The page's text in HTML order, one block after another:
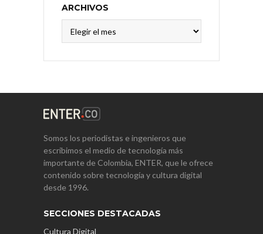
ARCHIVOS
Somos los periodistas e ingenieros que
escribimos el medio de tecnología más
importante de Colombia, ENTER, que le ofrece
contenido sobre tecnología y cultura digital
desde 1996.
SECCIONES DESTACADAS
Cultura Digital